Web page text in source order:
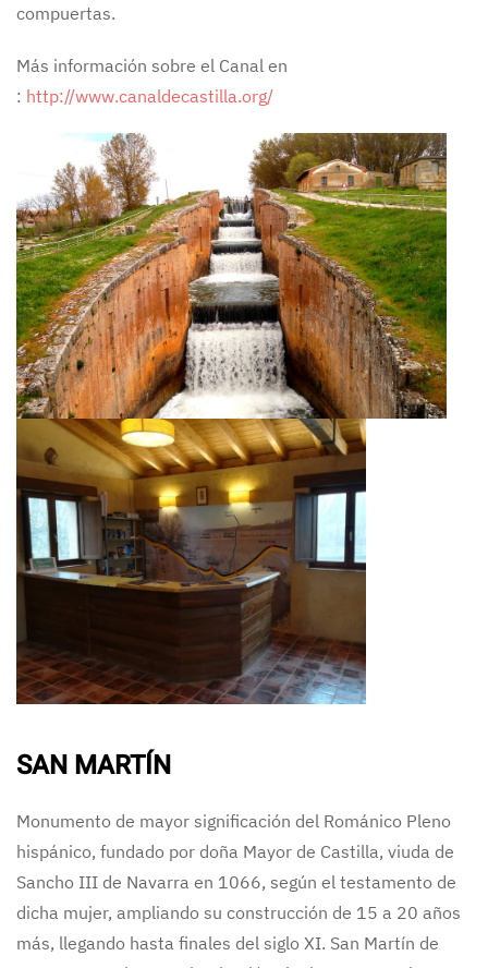
compuertas.
Más información sobre el Canal en
: http://www.canaldecastilla.org/
SAN MARTÍN
Monumento de mayor significación del Románico Pleno
hispánico, fundado por doña Mayor de Castilla, viuda de
Sancho III de Navarra en 1066, según el testamento de
dicha mujer, ampliando su construcción de 15 a 20 años
más, llegando hasta finales del siglo XI. San Martín de